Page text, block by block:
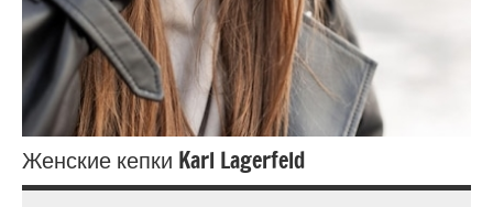
Женские кепки Karl Lagerfeld